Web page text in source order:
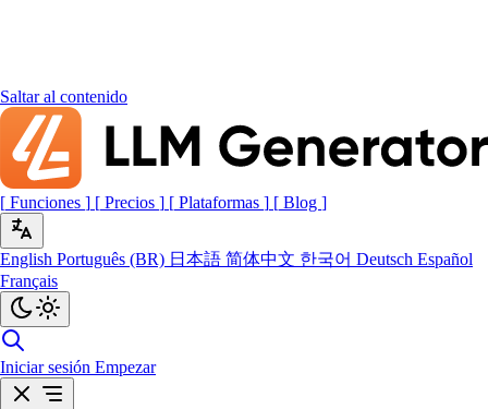
Saltar al contenido
[ Funciones ] [ Precios ] [ Plataformas ] [ Blog ]
English Português (BR) 日本語 简体中文 한국어 Deutsch Español
Français
Iniciar sesión Empezar